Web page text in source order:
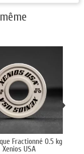
Fractionné 0.5 kg
Xenios USA
›